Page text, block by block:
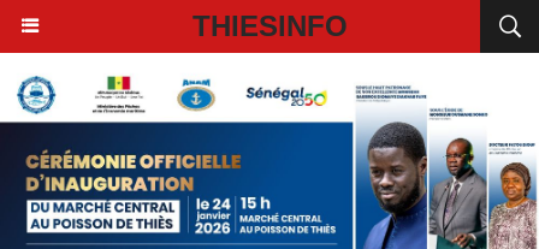
THIESINFO